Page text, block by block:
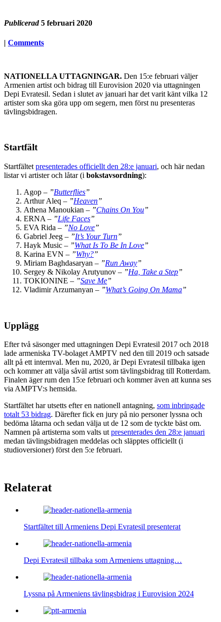
Publicerad 5 februari 2020
| Comments
NATIONELLA UTTAGNINGAR. Den 15:e februari väljer
Armenien artist och bidrag till Eurovision 2020 via uttagningen
Depi Evratesil. Sedan i slutet av januari har det varit känt vilka 12
artister som ska göra upp om segern, men först nu presenteras
tävlingsbidragen.
Startfält
Startfältet presenterades officiellt den 28:e januari, och här nedan
listar vi artister och låtar (i bokstavsordning):
Agop – ”Butterflies”
Arthur Aleq – ”Heaven”
Athena Manoukian – ”Chains On You”
ERNA – ”Life Faces”
EVA Rida – ”No Love”
Gabriel Jeeg – ”It’s Your Turn”
Hayk Music – ”What Is To Be In Love”
Karina EVN – ”Why?”
Miriam Baghdasaryan – ”Run Away”
Sergey & Nikolay Arutyunov – ”Ha, Take a Step”
TOKIONINE – ”Save Me”
Vladimir Arzumanyan – ”What’s Going On Mama”
Upplägg
Efter två säsonger med uttagningen Depi Evratesil 2017 och 2018
lade armeniska TV-bolaget AMPTV ned den till 2019 och satsade
allt på ett internval. Men nu, 2020, är Depi Evratesil tillbaka igen
och kommer att välja såväl artist som tävlingsbidrag till Rotterdam.
Finalen äger rum den 15:e februari och kommer även att kunna ses
via AMPTV:s hemsida.
Startfältet har utsetts efter en nationell antagning, som inbringade
totalt 53 bidrag. Därefter fick en jury på nio personer lyssna och
bedöma låtarna och sedan välja ut de 12 som de tyckte bäst om.
Namnen på artisterna som valts utpresenterades den 28:e januari
medan tävlingsbidragen meddelas och släpptes officiellt (i
studioversioner) först den 5:e februari.
Relaterat
Startfältet till Armeniens Depi Evratesil presenterat
Depi Evratesil tillbaka som Armeniens uttagning…
Lyssna på Armeniens tävlingsbidrag i Eurovision 2024